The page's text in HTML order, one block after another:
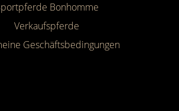
Bonhomme
Verkaufspferde
Geschäfts­bedingungen